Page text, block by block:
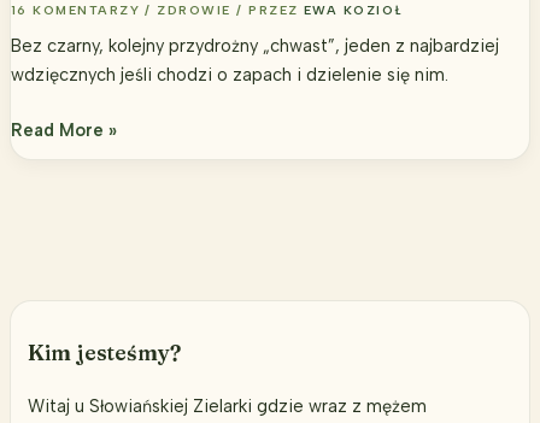
16 KOMENTARZY / ZDROWIE / PRZEZ EWA KOZIOŁ
Bez czarny, kolejny przydrożny „chwast”, jeden z najbardziej
wdzięcznych jeśli chodzi o zapach i dzielenie się nim.
Czas
Read More »
Kim jesteśmy?
Witaj u Słowiańskiej Zielarki gdzie wraz z mężem